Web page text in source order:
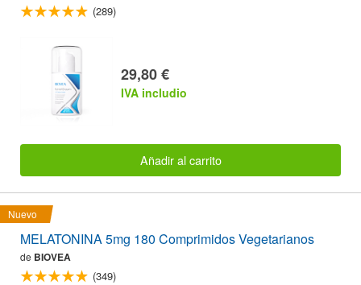
(289)
29,80 €
IVA includio
Añadir al carrito
Nuevo
MELATONINA 5mg 180 Comprimidos Vegetarianos
de BIOVEA
(349)